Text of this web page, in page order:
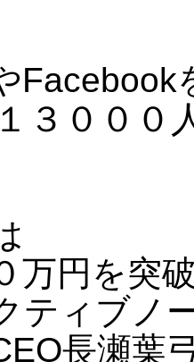
Facebook
３０００
万円 を突
ティブノ
長瀬葉